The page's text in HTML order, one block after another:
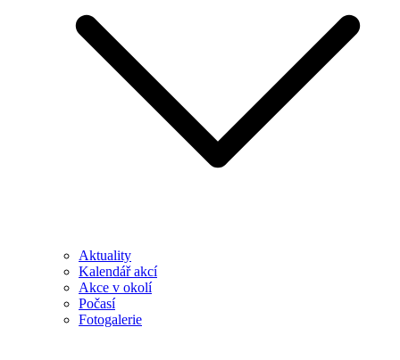
Aktuality
Kalendář akcí
Akce v okolí
Počasí
Fotogalerie